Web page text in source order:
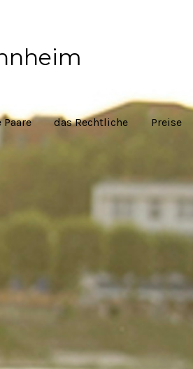
das Rechtliche Preise